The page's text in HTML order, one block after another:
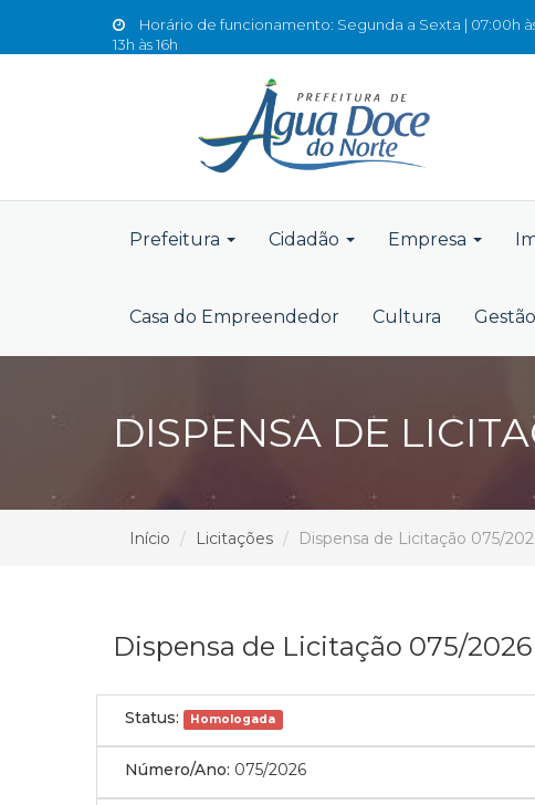
Horário de funcionamento: Segunda a Sexta | 07:00h às
13h às 16h
Prefeitura Cidadão Empresa
Casa do Empreendedor Cultura
DISPENSA DE
Início Licitações Dispensa de Licitação 075/
Dispensa de Licitação 075/2026
Status: Homologada
Número/Ano: 075/2026